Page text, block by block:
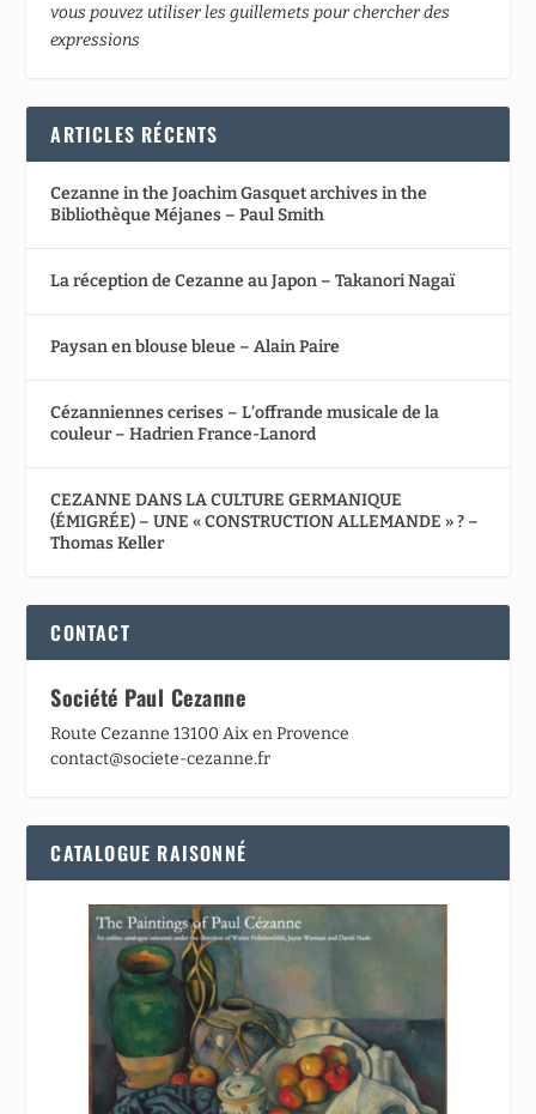
vous pouvez utiliser les guillemets pour chercher des
expressions
ARTICLES RÉCENTS
Cezanne in the Joachim Gasquet archives in the
Bibliothèque Méjanes – Paul Smith
La réception de Cezanne au Japon – Takanori Nagaï
Paysan en blouse bleue – Alain Paire
Cézanniennes cerises – L’offrande musicale de la
couleur – Hadrien France-Lanord
CEZANNE DANS LA CULTURE GERMANIQUE
(ÉMIGRÉE) – UNE « CONSTRUCTION ALLEMANDE » ? –
Thomas Keller
CONTACT
Société Paul Cezanne
Route Cezanne 13100 Aix en Provence
contact@societe-cezanne.fr
CATALOGUE RAISONNÉ